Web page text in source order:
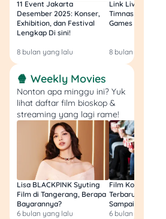
berdasarkanPengadilan
Agama Jakarta Utara dan
Pengadilan Negeri Bintuhan
Buat referensi, kamu bisa
cek contoh format surat
cerai gugatdancontoh
format cerai talakterlebih
dahulu, ya. Surat tersebut
ditetapkan sama
Pengadilan Agama
Semarang, jadi mungkin
ada perbedaan di
Pengadilan Agama dan
Pengadilan Negeri di
wilayah lain.
11 Event Jakarta
Desember 2025: Konser,
Exhibition, dan Festival
Lengkap Di sini!
8 bulan yang lalu
Link Live
Timnas vs Filipina
Games Malam
8 bulan yang lalu
🍿 Weekly Movies
Nonton apa minggu ini? Yuk
lihat daftar film bioskop &
streaming yang lagi rame!
Lisa BLACKPINK Syuting
Film di Tangerang, Berapa
Bayarannya?
6 bulan yang lalu
Film Komedi
Terbaru 2026,
Sampai Sakit
6 bulan yang lalu